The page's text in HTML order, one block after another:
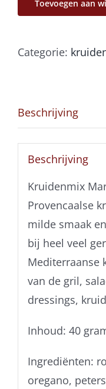
aantal
Toevoegen aan
Categorie:
Beschrijving
Beschrijving
Kruidenmix
Provencaalse
milde smaak
bij heel veel
Mediterraanse
van de gril,
dressings,
Inhoud: 40
Ingrediënten:
oregano,